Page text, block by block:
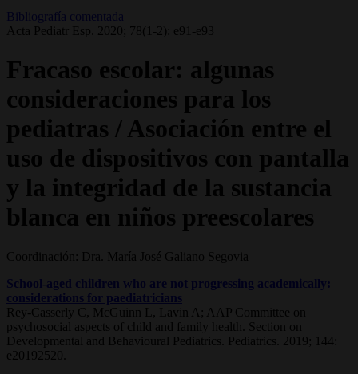
Bibliografía comentada
Acta Pediatr Esp. 2020; 78(1-2): e91-e93
Fracaso escolar: algunas
consideraciones para los
pediatras / Asociación entre el
uso de dispositivos con pantalla
y la integridad de la sustancia
blanca en niños preescolares
Coordinación: Dra. María José Galiano Segovia
School-aged children who are not progressing academically:
considerations for paediatricians
Rey-Casserly C, McGuinn L, Lavin A; AAP Committee on
psychosocial aspects of child and family health. Section on
Developmental and Behavioural Pediatrics. Pediatrics. 2019; 144:
e20192520.